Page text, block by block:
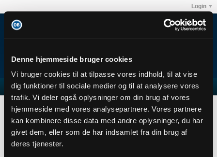
Denne hjemmeside bruger cookies
Vi bruger cookies til at tilpasse vores indhold, til at vise
dig funktioner til sociale medier og til at analysere vores
trafik. Vi deler også oplysninger om din brug af vores
hjemmeside med vores analysepartnere. Vores partnere
kan kombinere disse data med andre oplysninger, du har
givet dem, eller som de har indsamlet fra din brug af
deres tjenester.
Login
Club OB's debatforum
Kamptråd: Hobro - OB, 19/3 2016 kl 16.00